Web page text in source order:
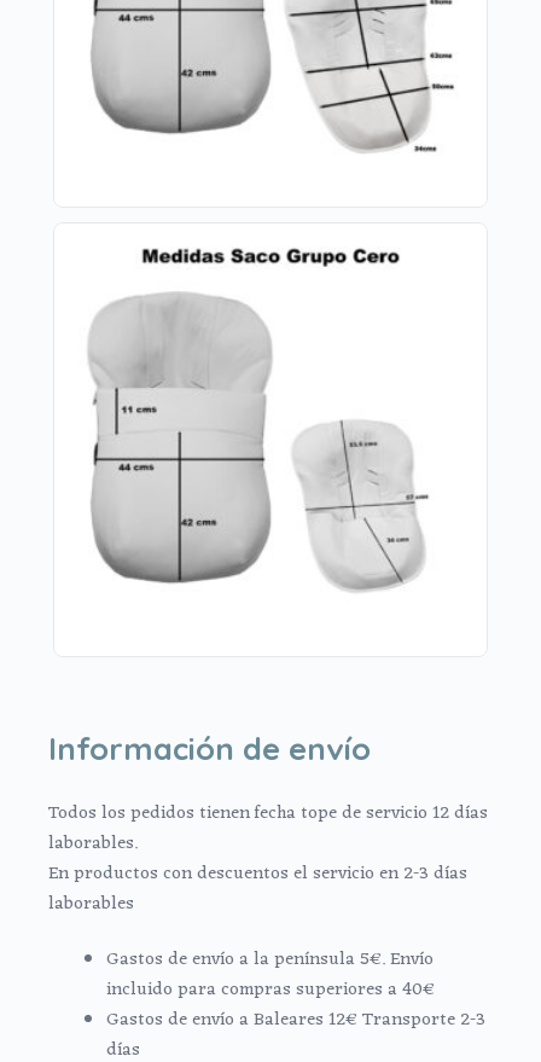
Información de envío
Todos los pedidos tienen fecha tope de servicio 12 días
laborables.
En productos con descuentos el servicio en 2-3 días
laborables
Gastos de envío a la península 5€. Envío
incluido para compras superiores a 40€
Gastos de envío a Baleares 12€ Transporte 2-3
días